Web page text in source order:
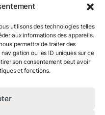
utilisons des technologies telles
aux informations des appareils.
permettra de traiter des
ou les ID uniques sur ce
son consentement peut avoir
et fonctions.